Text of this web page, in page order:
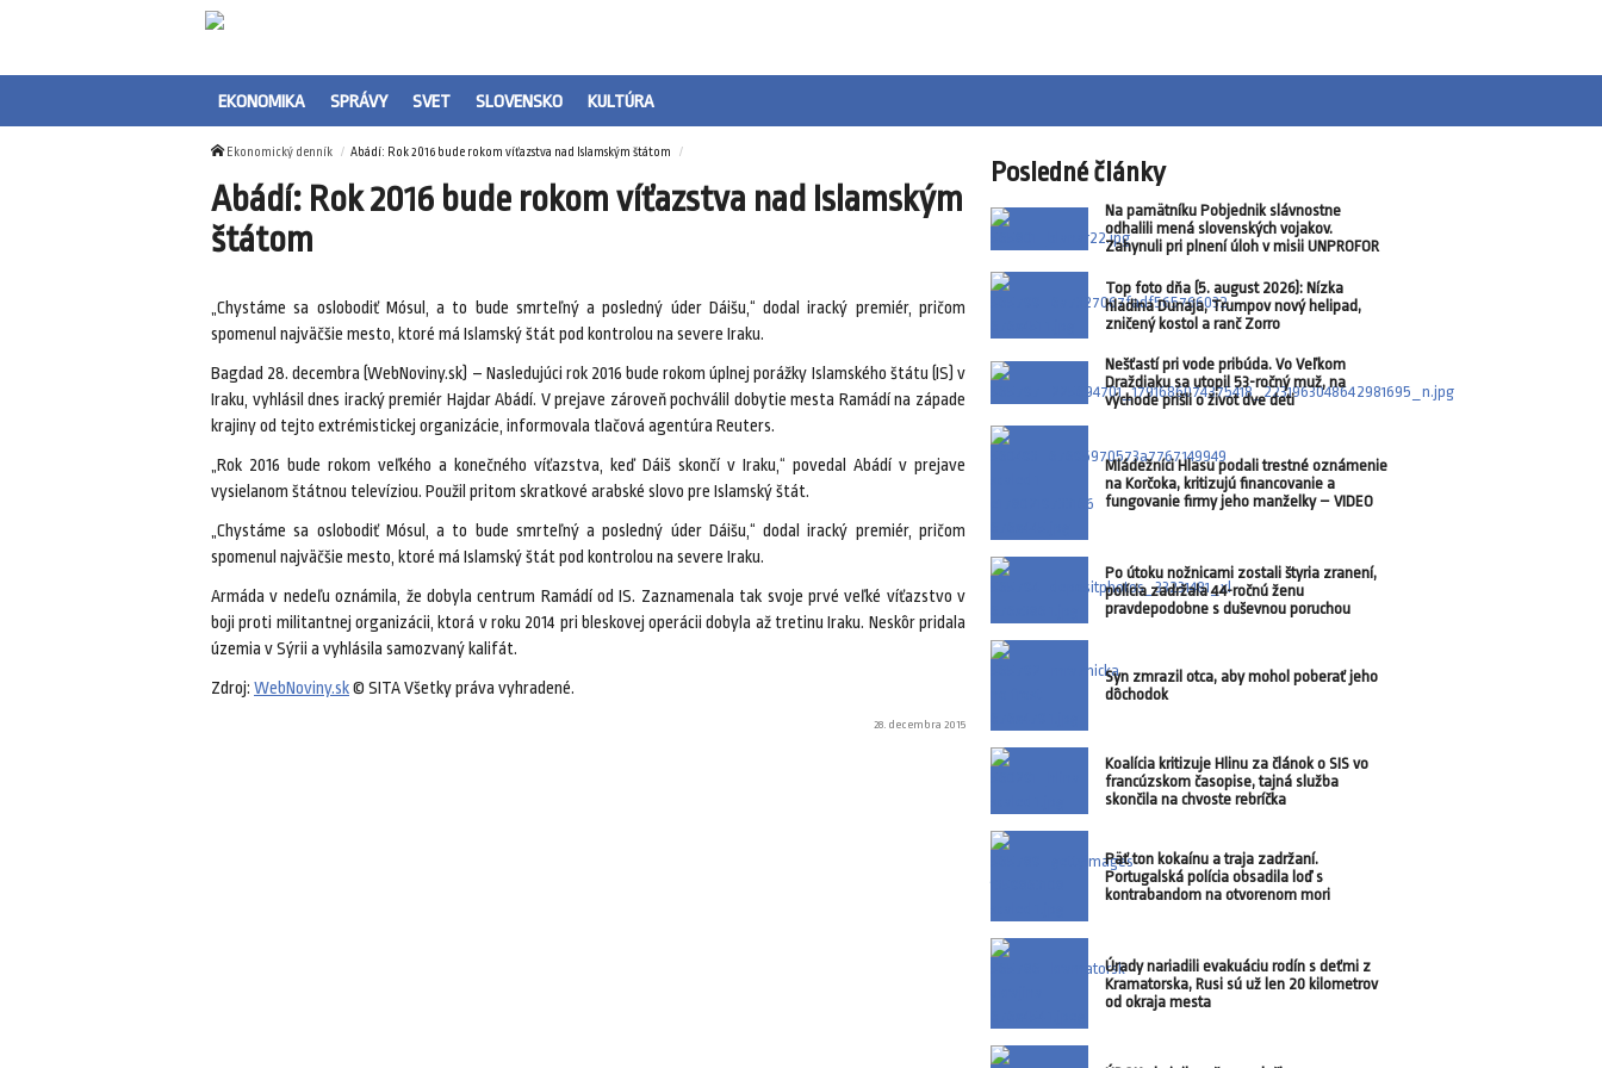
EKONOMIKA SPRÁVY SVET SLOVENSKO KULTÚRA
Ekonomický denník Abádí: Rok 2016 bude rokom víťazstva nad Islamským štátom
Abádí: Rok 2016 bude rokom víťazstva nad Islamským
štátom
„Chystáme sa oslobodiť Mósul, a to bude smrteľný a posledný úder Dáišu,“ dodal iracký premiér, pričom
spomenul najväčšie mesto, ktoré má Islamský štát pod kontrolou na severe Iraku.
Bagdad 28. decembra (WebNoviny.sk) – Nasledujúci rok 2016 bude rokom úplnej porážky Islamského štátu (IS) v
Iraku, vyhlásil dnes iracký premiér Hajdar Abádí. V prejave zároveň pochválil dobytie mesta Ramádí na západe
krajiny od tejto extrémistickej organizácie, informovala tlačová agentúra Reuters.
„Rok 2016 bude rokom veľkého a konečného víťazstva, keď Dáiš skončí v Iraku,“ povedal Abádí v prejave
vysielanom štátnou televíziou. Použil pritom skratkové arabské slovo pre Islamský štát.
„Chystáme sa oslobodiť Mósul, a to bude smrteľný a posledný úder Dáišu,“ dodal iracký premiér, pričom
spomenul najväčšie mesto, ktoré má Islamský štát pod kontrolou na severe Iraku.
Armáda v nedeľu oznámila, že dobyla centrum Ramádí od IS. Zaznamenala tak svoje prvé veľké víťazstvo v
boji proti militantnej organizácii, ktorá v roku 2014 pri bleskovej operácii dobyla až tretinu Iraku. Neskôr pridala
územia v Sýrii a vyhlásila samozvaný kalifát.
Zdroj: WebNoviny.sk© SITA Všetky práva vyhradené.
28. decembra 2015
Posledné články
Na pamätníku Pobjednik slávnostne
odhalili mená slovenských vojakov.
Zahynuli pri plnení úloh v misii UNPROFOR
Top foto dňa (5. august 2026): Nízka
hladina Dunaja, Trumpov nový helipad,
zničený kostol a ranč Zorro
Nešťastí pri vode pribúda. Vo Veľkom
Draždiaku sa utopil 53-ročný muž, na
východe prišli o život dve deti
Mládežníci Hlasu podali trestné oznámenie
na Korčoka, kritizujú financovanie a
fungovanie firmy jeho manželky – VIDEO
Po útoku nožnicami zostali štyria zranení,
polícia zadržala 44-ročnú ženu
pravdepodobne s duševnou poruchou
Syn zmrazil otca, aby mohol poberať jeho
dôchodok
Koalícia kritizuje Hlinu za článok o SIS vo
francúzskom časopise, tajná služba
skončila na chvoste rebríčka
Päť ton kokaínu a traja zadržaní.
Portugalská polícia obsadila loď s
kontrabandom na otvorenom mori
Úrady nariadili evakuáciu rodín s deťmi z
Kramatorska, Rusi sú už len 20 kilometrov
od okraja mesta